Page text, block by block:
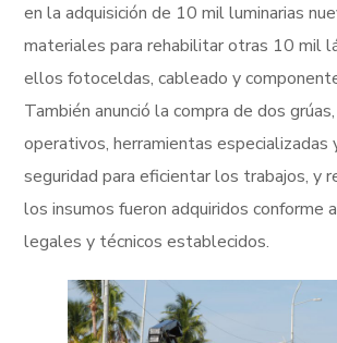
en la adquisición de 10 mil luminarias
materiales para rehabilitar otras 10 mil
ellos fotoceldas, cableado y
También anunció la compra de dos
operativos, herramientas especializadas
seguridad para eficientar los trabajos, y
los insumos fueron adquiridos conforme
legales y técnicos establecidos.